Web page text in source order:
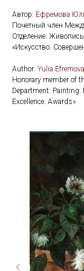
Автор: Ефремова
Почетный член
Отделение:
«Искусство.
Аuthor: Yulia
Honorary member of
Department: Painting.
Excellence. Awards».